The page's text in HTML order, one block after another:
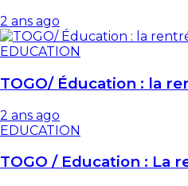
2 ans ago
EDUCATION
TOGO/ Éducation : la
2 ans ago
EDUCATION
TOGO / Education : La